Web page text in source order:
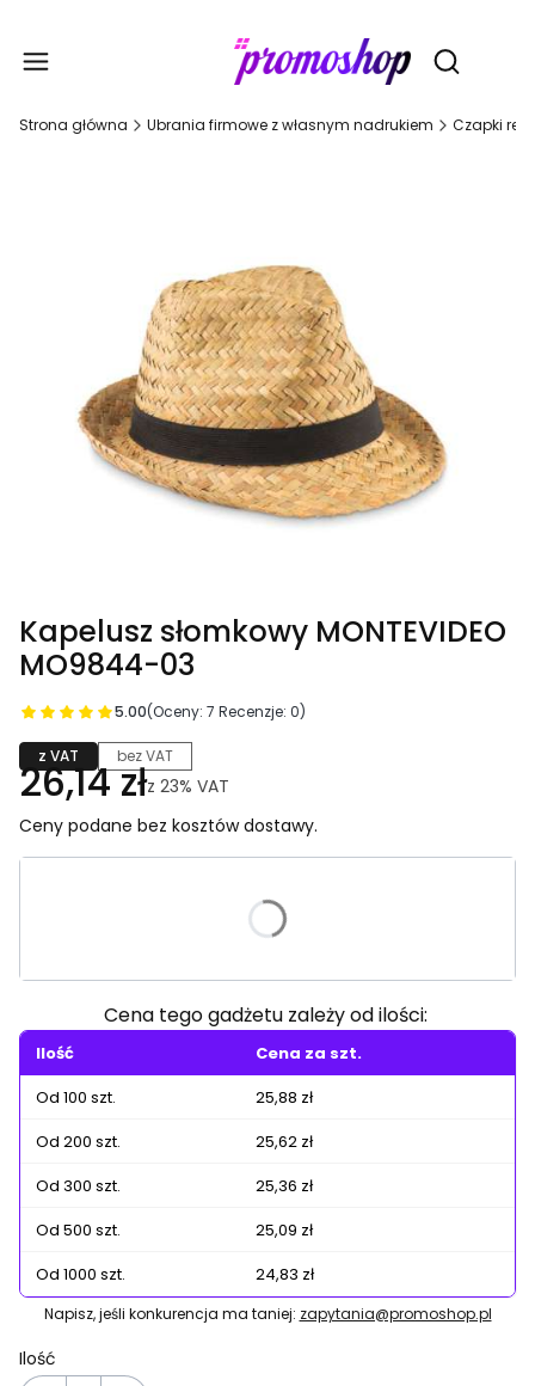
Otwórz
Strona główna Ubrania firmowe z własnym nadrukiem Czapki
Kapelusz słomkowy MONTEVIDEO
MO9844-03
5.00(Oceny: 7 Recenzje: 0)
z VAT bez VAT
26,14 złz 23% VAT
Ceny podane bez kosztów dostawy.
Poszczególne warianty mogą różnić się ceną
Cena tego gadżetu zależy od ilości:
Ilość
Cena za szt.
Od 100 szt.
25,88 zł
Od 200 szt.
25,62 zł
Od 300 szt.
25,36 zł
Od 500 szt.
25,09 zł
Od 1000 szt.
24,83 zł
Napisz, jeśli konkurencja ma taniej: zapytania@promoshop.pl
Ilość